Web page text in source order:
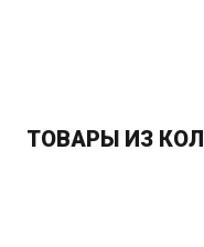
ТОВАРЫ ИЗ